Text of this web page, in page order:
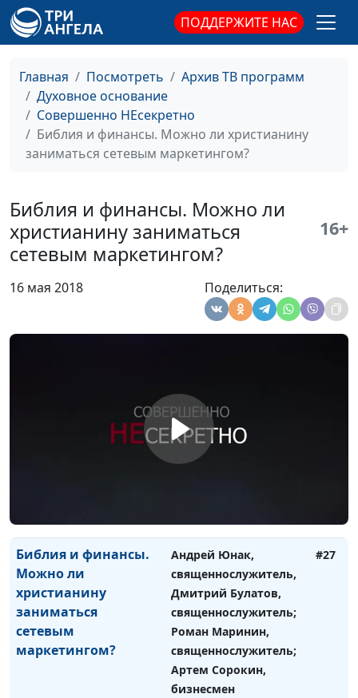
ПОДДЕРЖИТЕ НАС
Главная Посмотреть
Архив ТВ программ
Духовное основание
Совершенно НЕсекретно
Библия и финансы. Можно ли христианину
заниматься сетевым маркетингом?
Библия и финансы. Можно ли
христианину заниматься
сетевым маркетингом?
16+
16 мая 2018 Поделиться:
зависимым людям
Игра на деньги -
порок или
развлечение?
священнослужитель,
священнослужитель;
Роман Маринин,
священнослужитель;
Библия и финансы.
Зачем Богу десятина?
Андрей Юнак,
священнослужитель,
Дмитрий Булатов,
Роман Маринин,
священнослужитель;
Артем Сорокин,
#29
Зачем нам хорошая
священнослужитель,
Дмитрий Булатов,
священнослужитель;
Роман Маринин,
бизнесмен
Библия и финансы.
Можно ли
христианину
заниматься
сетевым
маркетингом?
Андрей Юнак,
священнослужитель,
Дмитрий Булатов,
священнослужитель;
Роман Маринин,
священнослужитель;
Артем Сорокин,
бизнесмен
#27